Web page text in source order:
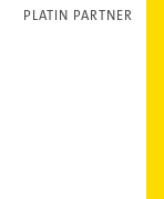
PLATIN PARTNER